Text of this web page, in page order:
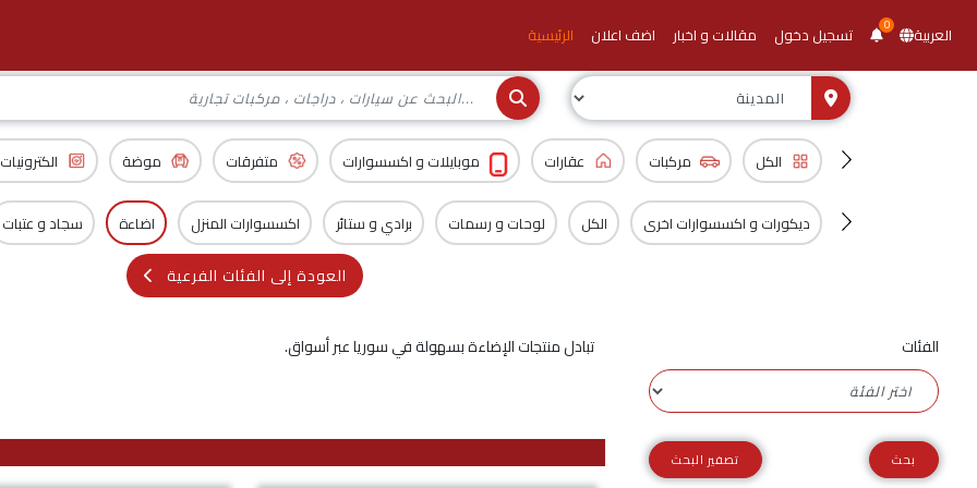
الرئيسية اضف اعلان مقالات و اخبار تسجيل دخول 0 العربية
الكل مركبات عقارات موبايلات و اكسسوارات متفرقات موضة
ديكورات و اكسسوارات اخرى الكل لوحات و رسمات برادي و ستائر اكسسوارات المنزل اضاءة سجاد و عتبات
العودة إلى الفئات الفرعية
الفئات
تصفير البحث
تبادل منتجات الإضاءة بسهولة في سوريا عبر أسواق.